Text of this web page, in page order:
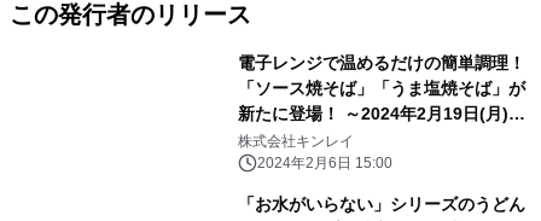
この発行者のリリース
電子レンジで温めるだけの簡単調理！
「ソース焼そば」「うま塩焼そば」が
新たに登場！ ～2024年2月19日(月)よ
り発売～
株式会社キンレイ
2024年2月6日 15:00
「お水がいらない」シリーズのうどん